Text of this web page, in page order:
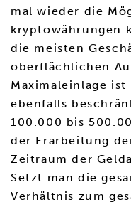
mal wieder die
kryptowährungen
die meisten
oberflächlichen
Maximaleinlage ist
ebenfalls
100.000 bis
der Erarbeitung
Zeitraum der
Setzt man die
Verhältnis zum